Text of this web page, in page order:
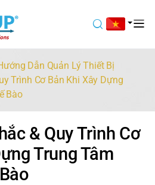
Dẫn Quản Lý Thiết Bị
Trình Cơ Bản Khi Xây Dựng
Bào
& Quy Trình Cơ
Trung Tâm